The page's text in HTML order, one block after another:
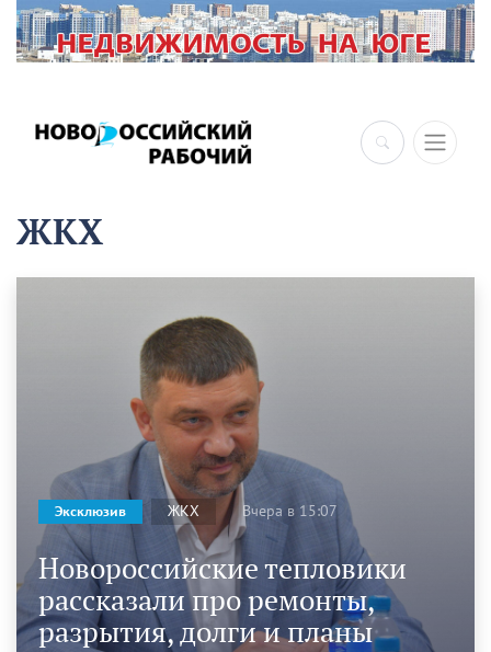
×
ЖКХ
Новороссийские тепловики
рассказали про ремонты,
разрытия, долги и планы
Эксклюзив ЖКХ Вчера в 15:07